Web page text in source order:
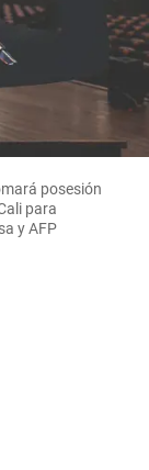
posesión
para
y AFP